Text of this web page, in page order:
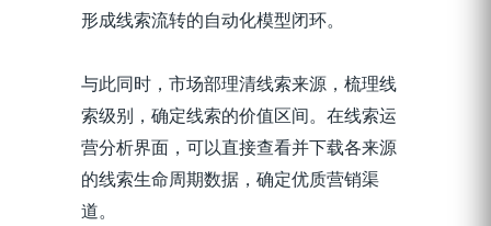
形成线索流转的自动化模型闭环。
与此同时，市场部理清线索来源，梳理线
索级别，确定线索的价值区间。在线索运
营分析界面，可以直接查看并下载各来源
的线索生命周期数据，确定优质营销渠
道。